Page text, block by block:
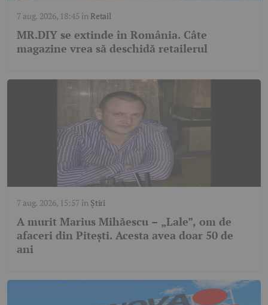
7 aug. 2026, 18:45 în Retail
MR.DIY se extinde în România. Câte
magazine vrea să deschidă retailerul
7 aug. 2026, 15:57în Știri
A murit Marius Mihăescu – „Lale”, om de
afaceri din Pitești. Acesta avea doar 50 de
ani